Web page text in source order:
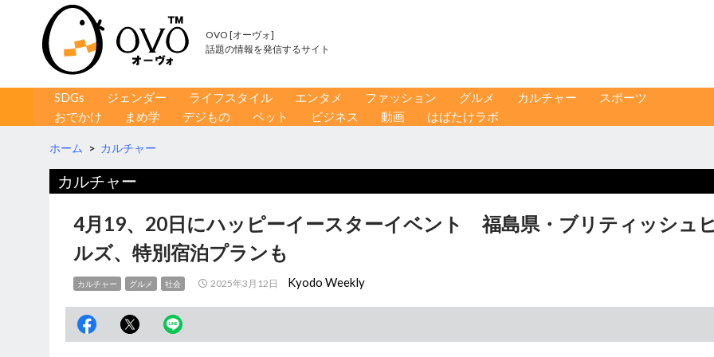
OVO [オーヴォ]
話題の情報を発信するサイト
コンテンツへ移動
SDGs ジェンダー ライフスタイル エンタメ ファッション グルメ カルチャー
スポーツ
おでかけ
まめ学 デジもの ペット ビジネス 動画 はばたけラボ
ホーム > カルチャー
カルチャー
4月19、20日にハッピーイースターイベント 福島県・ブリティッシュ
ルズ、特別宿泊プランも
カルチャー グルメ 社会 2025年3月12日 Kyodo Weekly